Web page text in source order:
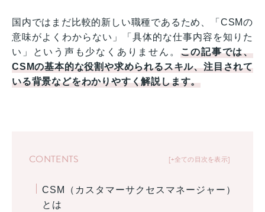
国内ではまだ比較的新しい職種であるため、「CSMの
意味がよくわからない」「具体的な仕事内容を知りた
い」という声も少なくありません。 この記事では、
CSMの基本的な役割や求められるスキル、注目されて
いる背景などをわかりやすく解説します。
+全ての目次を表示
CONTENTS
CSM（カスタマーサクセスマネージャー）
とは